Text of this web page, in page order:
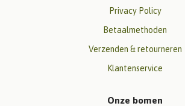
Privacy Policy
Betaalmethoden
Verzenden & retourneren
Klantenservice
Onze bomen